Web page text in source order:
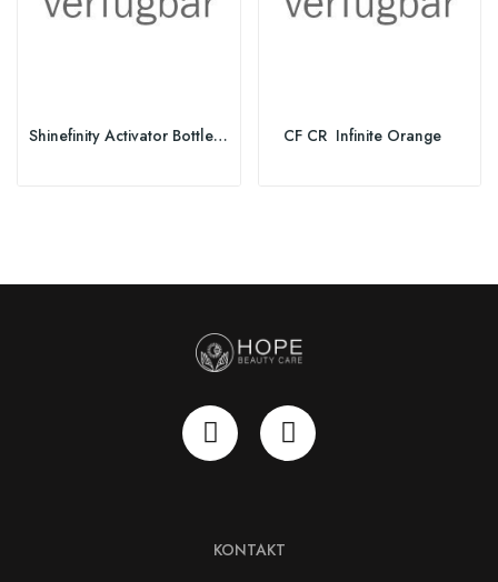
Shinefinity Activator Bottle 1L CF CR Infinite Orange
KONTAKT